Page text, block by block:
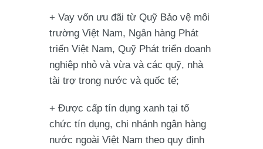
+ Vay vốn ưu đãi từ Quỹ Bảo vệ môi
trường Việt Nam, Ngân hàng Phát
triển Việt Nam, Quỹ Phát triển doanh
nghiệp nhỏ và vừa và các quỹ, nhà
tài trợ trong nước và quốc tế;
+ Được cấp tín dụng xanh tại tổ
chức tín dụng, chi nhánh ngân hàng
nước ngoài Việt Nam theo quy định